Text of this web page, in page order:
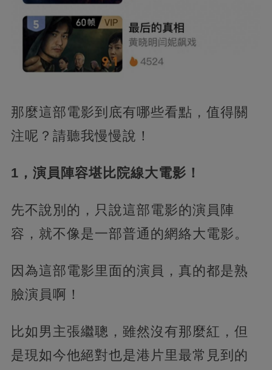
那麼這部電影到底有哪些看點，值得關
注呢？請聽我慢慢說！
1，演員陣容堪比院線大電影！
先不說別的，只說這部電影的演員陣
容，就不像是一部普通的網絡大電影。
因為這部電影里面的演員，真的都是熟
臉演員啊！
比如男主張繼聰，雖然沒有那麼紅，但
是現如今他絕對也是港片里最常見到的